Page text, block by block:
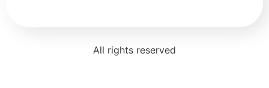
All rights reserved